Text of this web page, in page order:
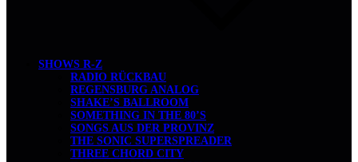
SHOWS R-Z
RADIO RÜCKBAU
REGENSBURG ANALOG
SHAKE’S BALLROOM
SOMETHING IN THE 80’S
SONGS AUS DER PROVINZ
THE SONIC SUPERSPREADER
THREE CHORD CITY